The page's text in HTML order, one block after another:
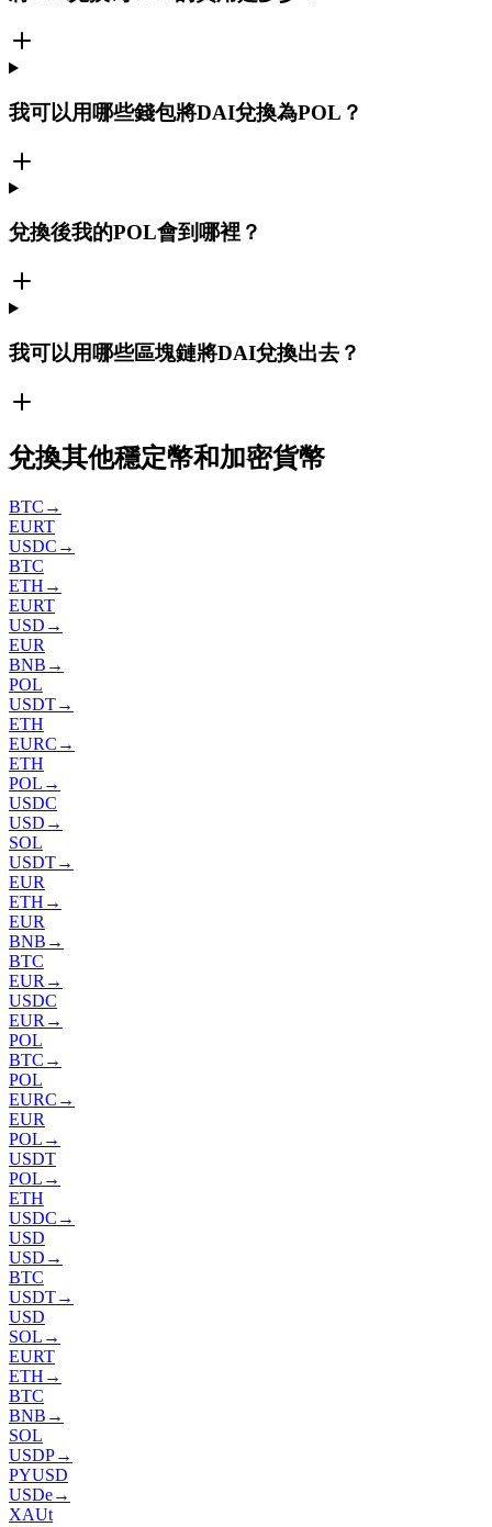
我可以用哪些錢包將DAI兌換為POL？
兌換後我的POL會到哪裡？
我可以用哪些區塊鏈將DAI兌換出去？
兌換其他穩定幣和加密貨幣
BTC →
EURT
USDC →
BTC
ETH →
EURT
USD →
EUR
BNB →
POL
USDT→
ETH
EURC →
ETH
POL →
USDC
USD →
SOL
USDT→
EUR
ETH →
EUR
BNB →
BTC
EUR →
USDC
EUR →
POL
BTC →
POL
EURC →
EUR
POL →
USDT
POL →
ETH
USDC →
USD
USD →
BTC
USDT→
USD
SOL →
EURT
ETH →
BTC
BNB →
SOL
USDP→
PYUSD
USDe→
XAUt